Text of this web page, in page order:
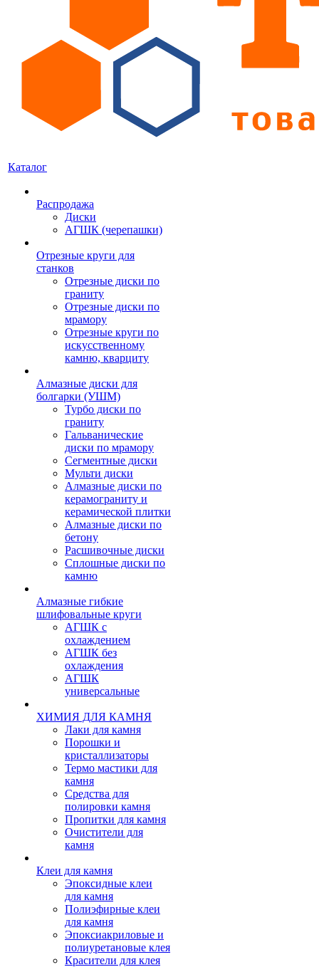
Каталог
Распродажа
Диски
АГШК (черепашки)
Отрезные круги для
станков
Отрезные диски по
граниту
Отрезные диски по
мрамору
Отрезные круги по
искусственному
камню, кварциту
Алмазные диски для
болгарки (УШМ)
Турбо диски по
граниту
Гальванические
диски по мрамору
Сегментные диски
Мульти диски
Алмазные диски по
керамограниту и
керамической плитки
Алмазные диски по
бетону
Расшивочные диски
Сплошные диски по
камню
Алмазные гибкие
шлифовальные круги
АГШК с
охлаждением
АГШК без
охлаждения
АГШК
универсальные
ХИМИЯ ДЛЯ КАМНЯ
Лаки для камня
Порошки и
кристаллизаторы
Термо мастики для
камня
Средства для
полировки камня
Пропитки для камня
Очистители для
камня
Клеи для камня
Эпоксидные клеи
для камня
Полиэфирные клеи
для камня
Эпоксиакриловые и
полиуретановые клея
Красители для клея